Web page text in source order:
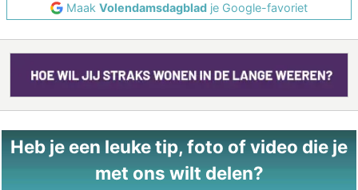
Maak Volendamsdagblad je Google-favoriet
Heb je een leuke tip, foto of video die je
met ons wilt delen?